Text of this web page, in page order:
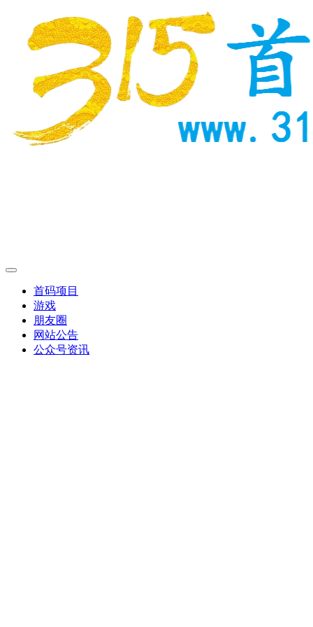
首码项目
游戏
朋友圈
网站公告
公众号资讯